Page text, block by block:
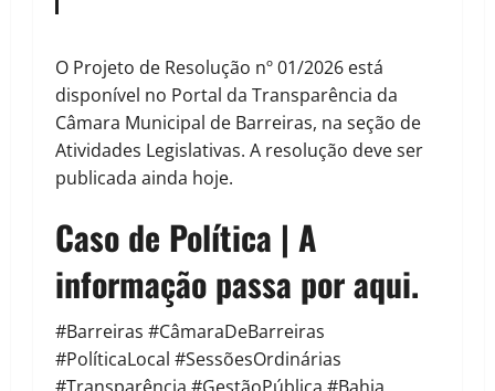
O Projeto de Resolução nº 01/2026 está
disponível no Portal da Transparência da
Câmara Municipal de Barreiras, na seção de
Atividades Legislativas. A resolução deve ser
publicada ainda hoje.
Caso de Política | A
informação passa por aqui.
#Barreiras #CâmaraDeBarreiras
#PolíticaLocal #SessõesOrdinárias